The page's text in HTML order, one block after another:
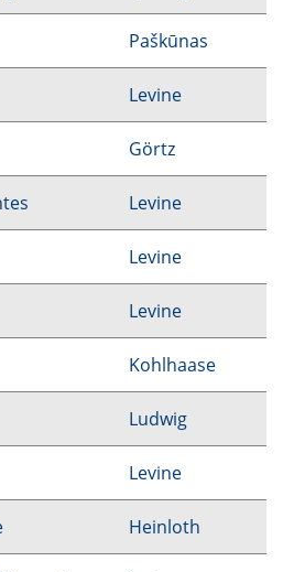
Paškūnas
Levine
Görtz
Levine
Levine
Levine
Kohlhaase
Ludwig
Levine
Heinloth